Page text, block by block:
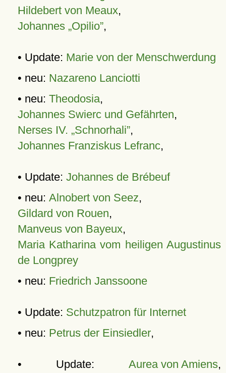
Hildebert von Meaux,
Johannes „Opilio”,
• Update: Marie von der Menschwerdung
• neu: Nazareno Lanciotti
• neu: Theodosia,
Johannes Swierc und Gefährten,
Nerses IV. „Schnorhali”,
Johannes Franziskus Lefranc,
• Update: Johannes de Brébeuf
• neu: Alnobert von Seez,
Gildard von Rouen,
Manveus von Bayeux,
Maria Katharina vom heiligen Augustinus
de Longprey
• neu: Friedrich Janssoone
• Update: Schutzpatron für Internet
• neu: Petrus der Einsiedler,
• Update: Aurea von Amiens,